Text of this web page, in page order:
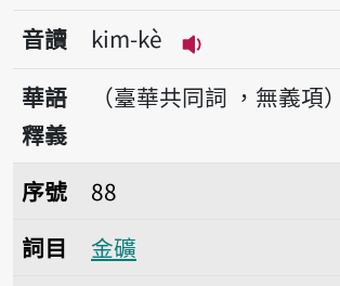
音讀
kim-kè
播放音讀kim-
華語
釋義
（臺華共同詞 ，無義項）
序號88金礦
序號
88
詞目
金礦